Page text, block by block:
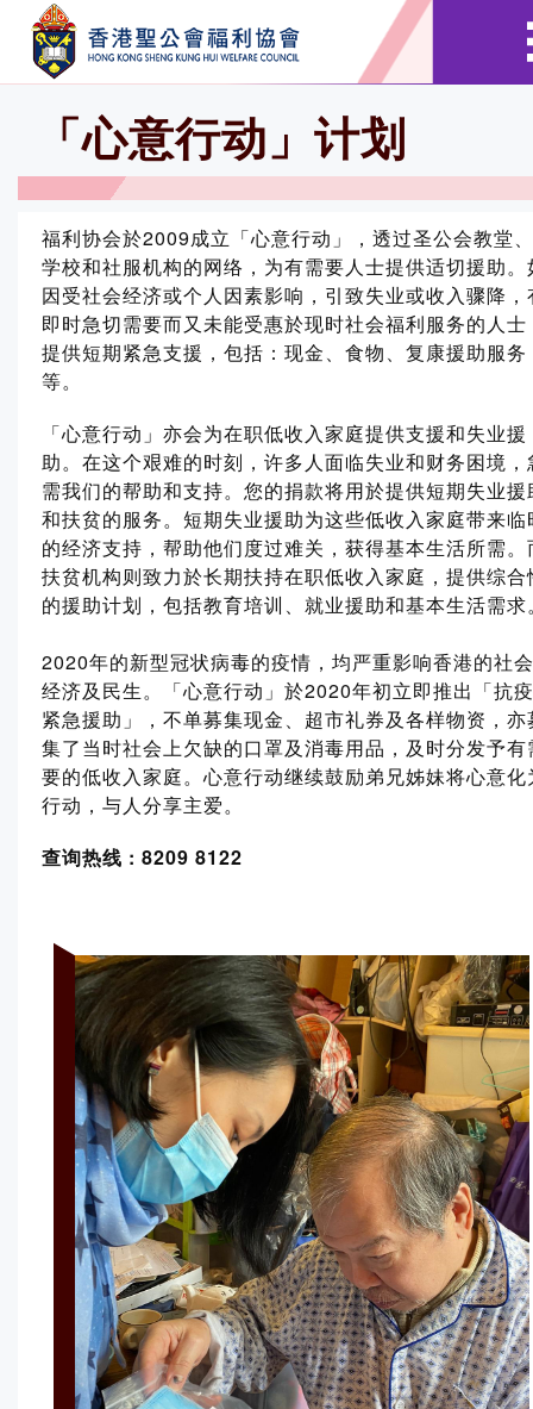
「心意行动」计划
福利协会於2009成立「心意行动」，透过圣公会教堂、
学校和社服机构的网络，为有需要人士提供适切援助。
因受社会经济或个人因素影响，引致失业或收入骤降，
即时急切需要而又未能受惠於现时社会福利服务的人士
提供短期紧急支援，包括：现金、食物、复康援助服务
等。
「心意行动」亦会为在职低收入家庭提供支援和失业援
助。在这个艰难的时刻，许多人面临失业和财务困境，
需我们的帮助和支持。您的捐款将用於提供短期失业援
和扶贫的服务。短期失业援助为这些低收入家庭带来临
的经济支持，帮助他们度过难关，获得基本生活所需。
扶贫机构则致力於长期扶持在职低收入家庭，提供综合
的援助计划，包括教育培训、就业援助和基本生活需求
2020年的新型冠状病毒的疫情，均严重影响香港的社会
经济及民生。「心意行动」於2020年初立即推出「抗疫
紧急援助」，不单募集现金、超市礼券及各样物资，亦
集了当时社会上欠缺的口罩及消毒用品，及时分发予有
要的低收入家庭。心意行动继续鼓励弟兄姊妹将心意化
行动，与人分享主爱。
查询热线 : 8209 8122